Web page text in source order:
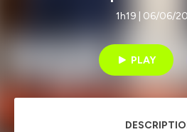
1h19 | 06/06/
PLAY